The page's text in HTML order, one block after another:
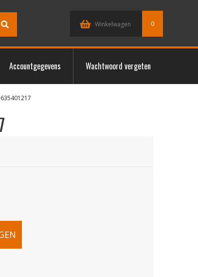
Winkelwagen 0
Accountgegevens Wachtwoord vergeten